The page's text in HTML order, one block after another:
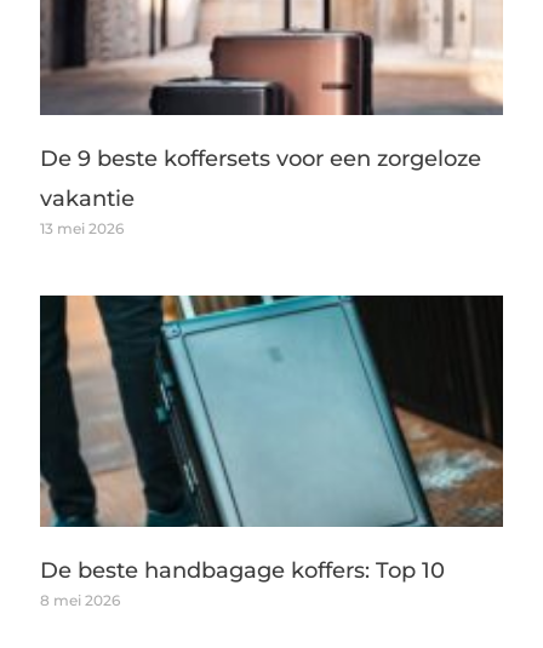
De 9 beste koffersets voor een zorgeloze
vakantie
13 mei 2026
De beste handbagage koffers: Top 10
8 mei 2026